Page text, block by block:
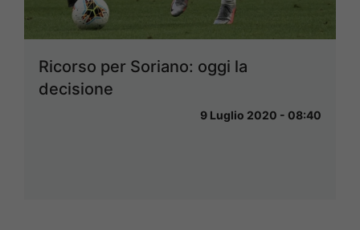
Ricorso per Soriano: oggi la
decisione
9 Luglio 2020 - 08:40